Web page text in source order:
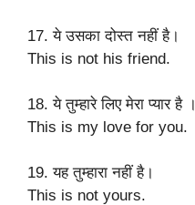
17. ये उसका दोस्त नहीं है।
This is not his friend.
18. ये तुम्हारे लिए मेरा प्यार है ।
This is my love for you.
19. यह तुम्हारा नहीं है।
This is not yours.